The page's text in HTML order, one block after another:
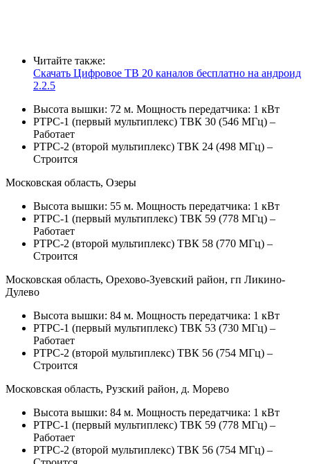
Читайте также:
Скачать Цифровое ТВ 20 каналов бесплатно на андроид
2.2.5
Высота вышки: 72 м. Мощность передатчика: 1 кВт
РТРС-1 (первый мультиплекс) ТВК 30 (546 МГц) –
Работает
РТРС-2 (второй мультиплекс) ТВК 24 (498 МГц) –
Строится
Московская область, Озеры
Высота вышки: 55 м. Мощность передатчика: 1 кВт
РТРС-1 (первый мультиплекс) ТВК 59 (778 МГц) –
Работает
РТРС-2 (второй мультиплекс) ТВК 58 (770 МГц) –
Строится
Московская область, Орехово-Зуевский район, гп Ликино-
Дулево
Высота вышки: 84 м. Мощность передатчика: 1 кВт
РТРС-1 (первый мультиплекс) ТВК 53 (730 МГц) –
Работает
РТРС-2 (второй мультиплекс) ТВК 56 (754 МГц) –
Строится
Московская область, Рузский район, д. Морево
Высота вышки: 84 м. Мощность передатчика: 1 кВт
РТРС-1 (первый мультиплекс) ТВК 59 (778 МГц) –
Работает
РТРС-2 (второй мультиплекс) ТВК 56 (754 МГц) –